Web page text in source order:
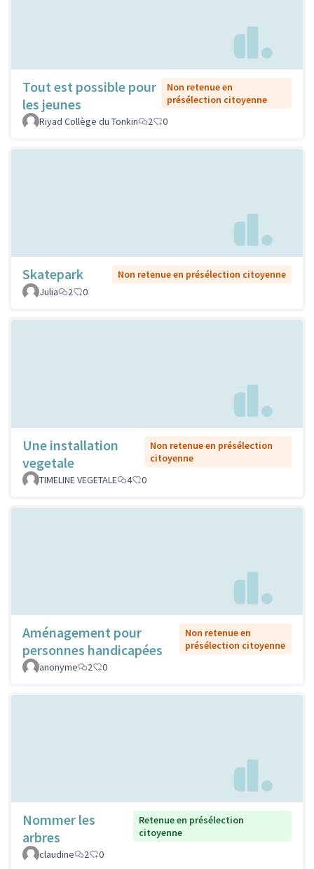
Tout est possible pour
les jeunes
Non retenue en
présélection citoyenne
Riyad Collège du Tonkin
2 0
Skatepark
Non retenue en présélection citoyenne
Julia
2 0
Une installation
vegetale
Non retenue en présélection
citoyenne
TIMELINE VEGETALE
4 0
Aménagement pour
personnes handicapées
Non retenue en
présélection citoyenne
anonyme
2 0
Nommer les
arbres
Retenue en présélection
citoyenne
claudine
2 0